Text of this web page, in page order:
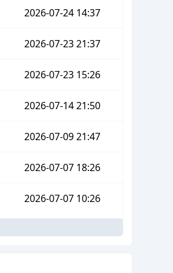
2026-07-24 14:37
2026-07-23 21:37
2026-07-23 15:26
2026-07-14 21:50
2026-07-09 21:47
2026-07-07 18:26
2026-07-07 10:26